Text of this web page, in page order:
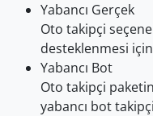
Yabancı Gerçek
Oto takipçi
desteklenmesi için
Yabancı Bot
Oto takipçi
yabancı bot